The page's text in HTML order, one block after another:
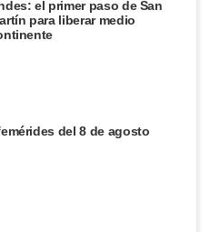
el primer paso de San
para liberar medio
del 8 de agosto